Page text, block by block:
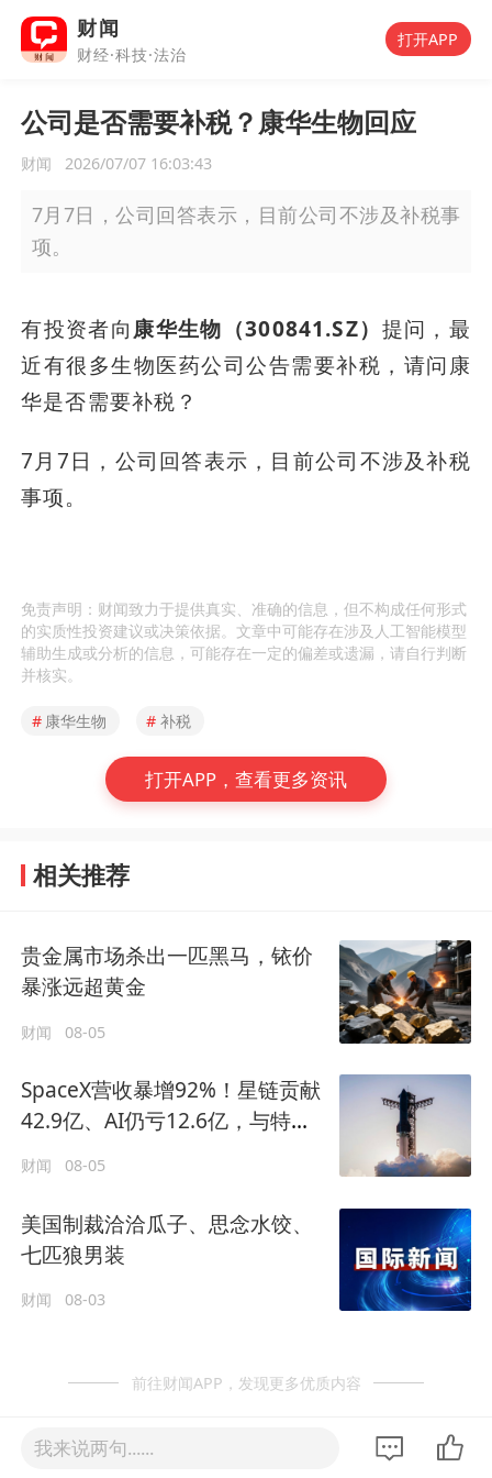
财闻
财经·科技·法治
打开APP
公司是否需要补税？康华生物回应
财闻 2026/07/07 16:03:43
7月7日，公司回答表示，目前公司不涉及补税事
项。
有投资者向康华生物（300841.SZ） 提问，最
近有很多生物医药公司公告需要补税，请问康
华是否需要补税？
7月7日，公司回答表示，目前公司不涉及补税
事项。
免责声明：财闻致力于提供真实、准确的信息，但不构成任何形式
的实质性投资建议或决策依据。文章中可能存在涉及人工智能模型
辅助生成或分析的信息，可能存在一定的偏差或遗漏，请自行判断
并核实。
# 康华生物 # 补税
打开APP，查看更多资讯
相关推荐
贵金属市场杀出一匹黑马，铱价
暴涨远超黄金
财闻 08-05
SpaceX营收暴增92%！星链贡献
42.9亿、AI仍亏12.6亿，与特斯
拉关联交易曝光
财闻 08-05
美国制裁洽洽瓜子、思念水饺、
七匹狼男装
财闻 08-03
前往财闻APP，发现更多优质内容
我来说两句......